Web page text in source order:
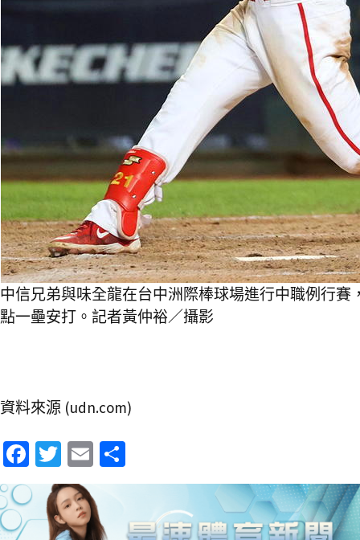
中信兄弟與味全龍在台中洲際棒球場進行中職例行
點一壘安打。記者黃仲裕／攝影
資料來源 (udn.com)
Fa
ce
b
o
T
wi
tt
er
E
m
ai
l
享